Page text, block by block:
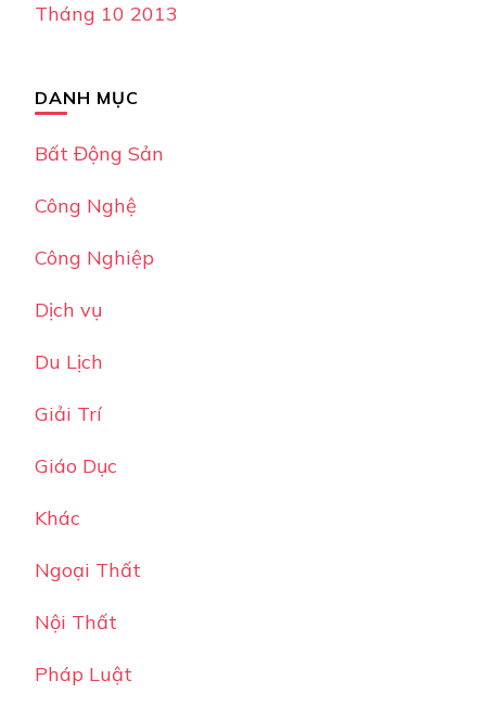
Tháng 10 2013
DANH MỤC
Bất Động Sản
Công Nghệ
Công Nghiệp
Dịch vụ
Du Lịch
Giải Trí
Giáo Dục
Khác
Ngoại Thất
Nội Thất
Pháp Luật